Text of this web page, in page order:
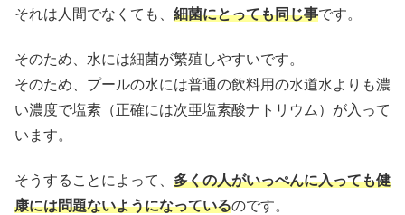
それは人間でなくても、 細菌にとっても同じ事です。
そのため、水には細菌が繁殖しやすいです。
そのため、プールの水には普通の飲料用の水道水よりも濃
い濃度で塩素（正確には次亜塩素酸ナトリウム）が入って
います。
そうすることによって、 多くの人がいっぺんに入っても健
康には問題ないようになっているのです。